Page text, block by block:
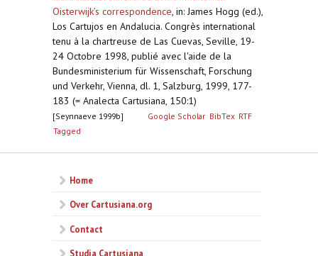
Oisterwijk’s correspondence, in: James Hogg (ed.),
Los Cartujos en Andalucia. Congrès international
tenu à la chartreuse de Las Cuevas, Seville, 19-
24 Octobre 1998, publié avec l'aide de la
Bundesministerium für Wissenschaft, Forschung
und Verkehr, Vienna, dl. 1, Salzburg, 1999, 177-
183 (= Analecta Cartusiana, 150:1)
[Seynnaeve 1999b] Google Scholar BibTex RTF
Tagged
Home
Over Cartusiana.org
Contact
Studia Cartusiana